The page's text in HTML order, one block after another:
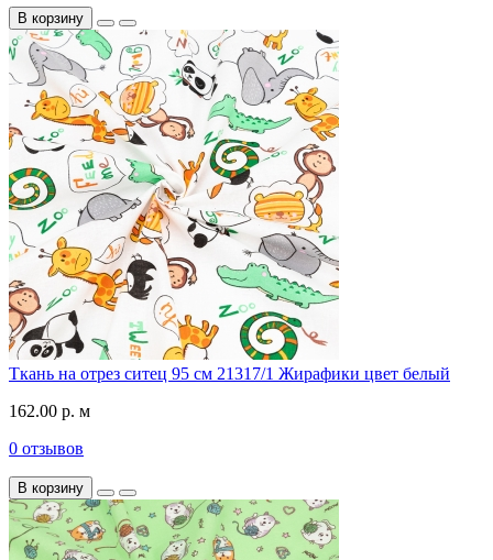
В корзину
Ткань на отрез ситец 95 см 21317/1 Жирафики цвет белый
162.00 р. м
0 отзывов
В корзину